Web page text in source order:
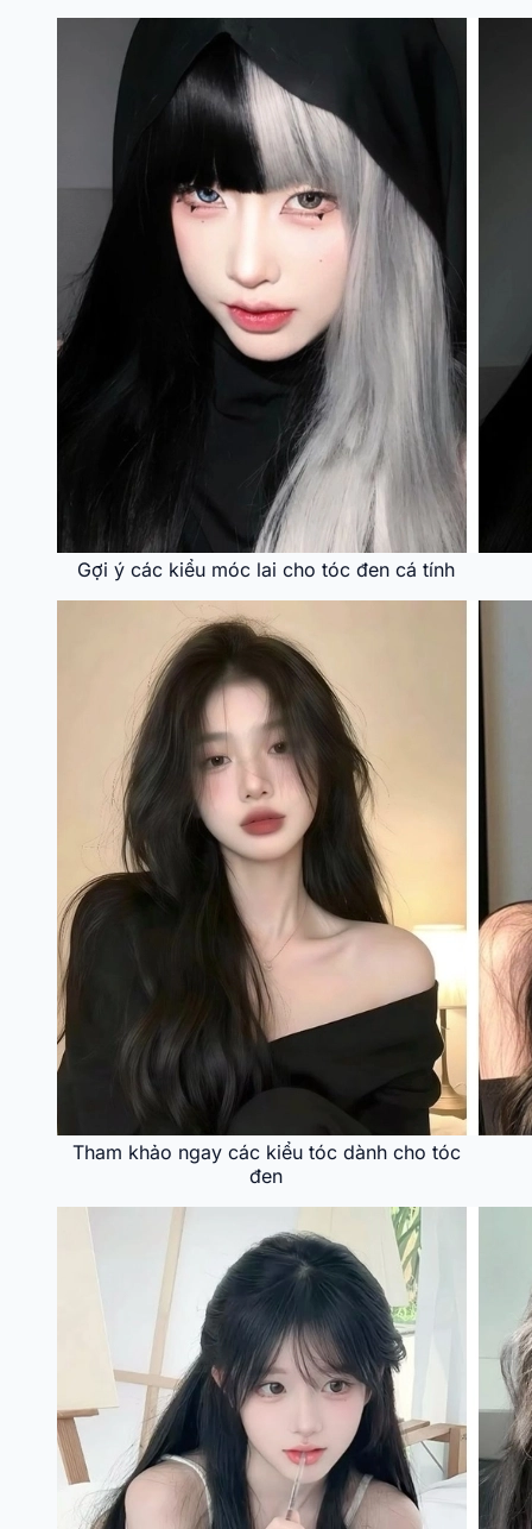
Gợi ý các kiểu móc lai cho tóc đen cá tính
Tham khảo ngay các kiểu tóc dành cho tóc
đen